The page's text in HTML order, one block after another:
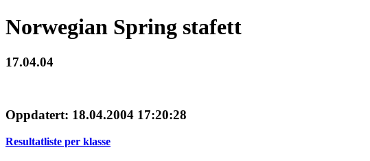
Norwegian Spring stafett
17.04.04
Oppdatert: 18.04.2004 17:20:28
Resultatliste per klasse